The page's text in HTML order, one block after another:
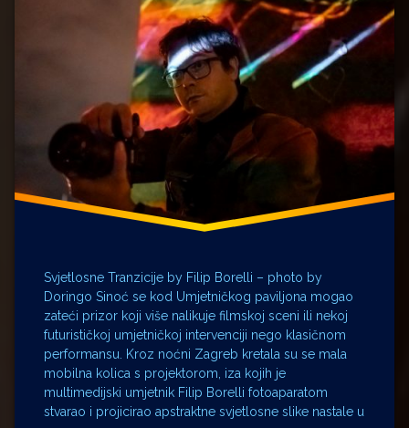
Svjetlosne Tranzicije by Filip Borelli – photo by
Doringo Sinoć se kod Umjetničkog paviljona mogao
zateći prizor koji više nalikuje filmskoj sceni ili nekoj
futurističkoj umjetničkoj intervenciji nego klasičnom
performansu. Kroz noćni Zagreb kretala su se mala
mobilna kolica s projektorom, iza kojih je
multimedijski umjetnik Filip Borelli fotoaparatom
stvarao i projicirao apstraktne svjetlosne slike nastale u